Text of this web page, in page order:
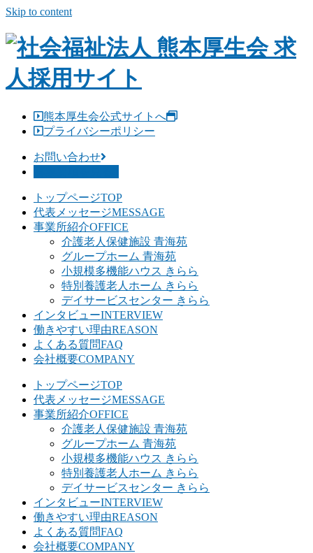
Skip to content
熊本厚生会公式サイトへ
プライバシーポリシー
お問い合わせ
トップページTOP
代表メッセージMESSAGE
事業所紹介OFFICE
介護老人保健施設 青海苑
グループホーム 青海苑
小規模多機能ハウス きらら
特別養護老人ホーム きらら
デイサービスセンター きらら
インタビューINTERVIEW
働きやすい理由REASON
よくある質問FAQ
会社概要COMPANY
トップページTOP
代表メッセージMESSAGE
事業所紹介OFFICE
介護老人保健施設 青海苑
グループホーム 青海苑
小規模多機能ハウス きらら
特別養護老人ホーム きらら
デイサービスセンター きらら
インタビューINTERVIEW
働きやすい理由REASON
よくある質問FAQ
会社概要COMPANY